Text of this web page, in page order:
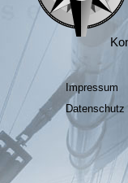
Impressum
Datenschutz